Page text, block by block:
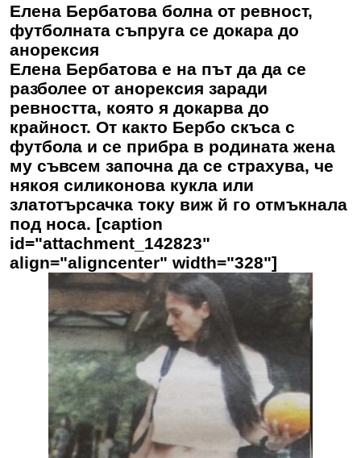
Елена Бербатова болна от ревност,
футболната съпруга се докара до
анорексия
Елена Бербатова е на път да да се
разболее от анорексия заради
ревността, която я докарва до
крайност. От както Бербо скъса с
футбола и се прибра в родината жена
му съвсем започна да се страхува, че
някоя силиконова кукла или
златотърсачка току виж й го отмъкнала
под носа. [caption
id="attachment_142823"
align="aligncenter" width="328"]